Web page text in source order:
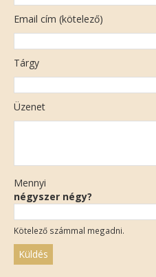
Email cím (kötelező)
Tárgy
Üzenet
Mennyi
négyszer négy?
Kötelező számmal megadni.